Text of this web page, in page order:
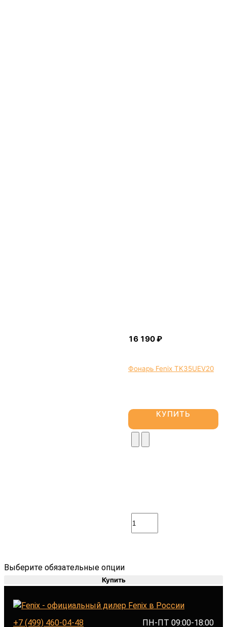
Фонарь Fenix TK35UEV20
КУПИТЬ
Выберите обязательные опции
Купить
+7 (499) 460-04-48 ПН-ПТ 09:00-18:00